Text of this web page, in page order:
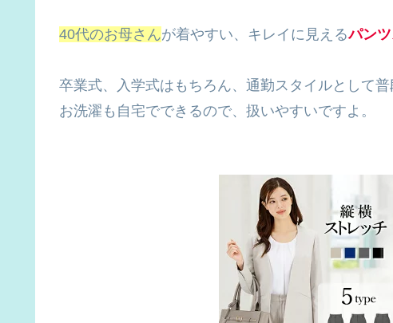
40代のお母さんが着やすい、キレイに見えるパン
卒業式、入学式はもちろん、通勤スタイルとして普
お洗濯も自宅でできるので、扱いやすいですよ。